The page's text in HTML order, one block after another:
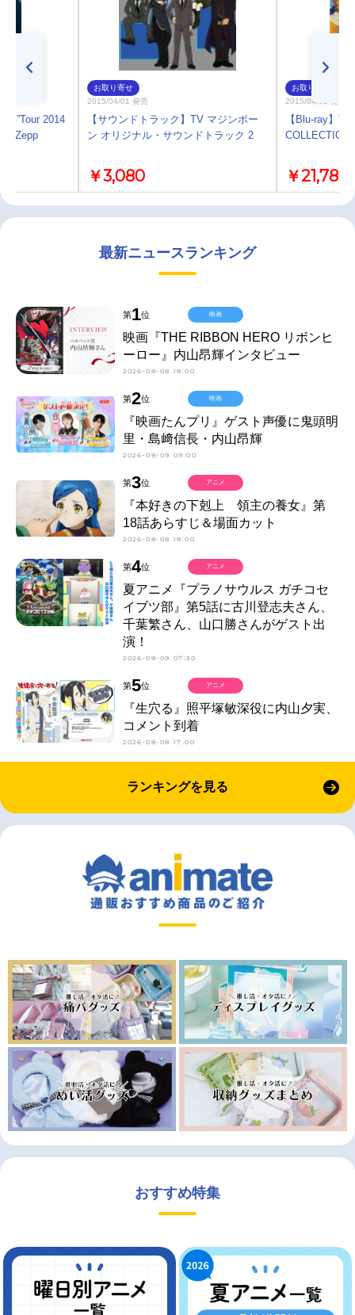
2014
in Zepp
お取り寄せ
2015/04/01 発売
【サウンドトラック】TV マジンボー
ン オリジナル・サウンドトラック 2
￥3,080
お取り寄せ
2015/04/08 発売
【Blu-ray】
COLLECTION
￥21,780
最新ニュースランキング
第1位
映画『THE RIBBON HERO リボンヒ
ーロー』内山昂輝インタビュー
2026-08-08 18:00
映画
第2位
『映画たんプリ』ゲスト声優に鬼頭明
里・島﨑信長・内山昂輝
2026-08-09 09:00
映画
第3位
『本好きの下剋上 領主の養女』第
18話あらすじ＆場面カット
2026-08-08 18:00
アニメ
第4位
夏アニメ『プラノサウルス ガチコセ
イブツ部』第5話に古川登志夫さん、
千葉繁さん、山口勝さんがゲスト出
演！
2026-08-09 07:30
アニメ
第5位
『生穴る』照平塚敏深役に内山夕実、
コメント到着
2026-08-08 17:00
アニメ
ランキングを見る
おすすめ特集